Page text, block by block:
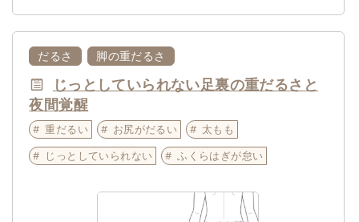
だるさ 脚の重だるさ
じっとしていられない足裏の重だるさと
夜間覚醒
重だるい お尻がだるい
太もも
じっとしていられない
ふくらはぎが怠い